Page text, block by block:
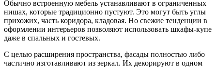
Обычно встроенную мебель устанавливают в ограниченных
нишах, которые традиционно пустуют. Это могут быть углы
прихожих, часть коридора, кладовая. Но свежие тенденции в
оформлении интерьеров позволяют использовать шкафы-купе
даже в спальных и гостевых.
С целью расширения пространства, фасады полностью либо
частично изготавливают из зеркал. Их декорируют в одном